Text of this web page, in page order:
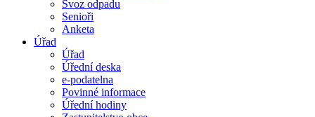
Svoz odpadu
Senioři
Anketa
Úřad
Úřad
Úřední deska
e-podatelna
Povinné informace
Úřední hodiny